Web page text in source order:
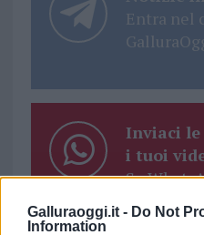
Galluraoggi.it - Do Not
Information
Entra nel
Inviaci
i tuoi
Su
345 356